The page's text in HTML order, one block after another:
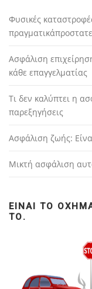
Φυσικές
Ασφάλιση
κάθε επαγγελματίας
Τι δεν καλύπτει η
παρεξηγήσεις
Ασφάλιση ζωής:
Μικτή ασφάλιση
ΕΊΝΑΙ ΤΟ
ΤΟ.